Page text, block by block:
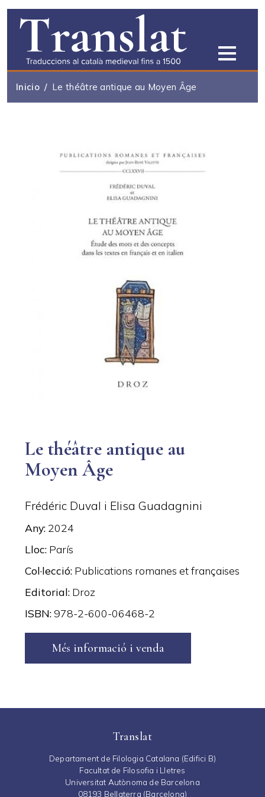
Pasar al contenido principal
Inicio Le théâtre antique au Moyen Âge
Le théâtre antique au
Moyen Âge
Frédéric Duval i Elisa Guadagnini
Any 2024
Lloc París
Col·lecció Publications romanes et françaises
Editorial Droz
ISBN 978-2-600-06468-2
Més informació i venda
Translat
Departament de Filologia Catalana (Edifici B)
Facultat de Filosofia i Lletres
Universitat Autònoma de Barcelona
08193 Bellaterra (Barcelona)